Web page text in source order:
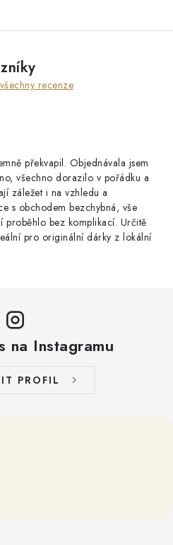
recenze
překvapil. Objednávala jsem
všechno dorazilo v pořádku a
záležet i na vzhledu a
s obchodem bezchybná, vše
proběhlo bez komplikací. Určitě
pro originální dárky z lokální
na Instagramu
PROFIL